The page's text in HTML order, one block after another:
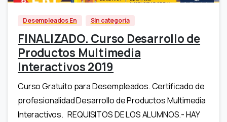
Desempleados En Sin categoría
FINALIZADO. Curso Desarrollo de
Productos Multimedia
Interactivos 2019
Curso Gratuito para Desempleados. Certificado de
profesionalidad Desarrollo de Productos Multimedia
Interactivos. REQUISITOS DE LOS ALUMNOS.- HAY